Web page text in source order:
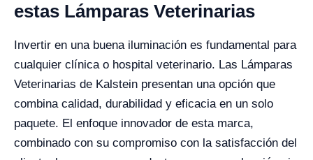
estas Lámparas Veterinarias
Invertir en una buena iluminación es fundamental para
cualquier clínica o hospital veterinario. Las Lámparas
Veterinarias de Kalstein presentan una opción que
combina calidad, durabilidad y eficacia en un solo
paquete. El enfoque innovador de esta marca,
combinado con su compromiso con la satisfacción del